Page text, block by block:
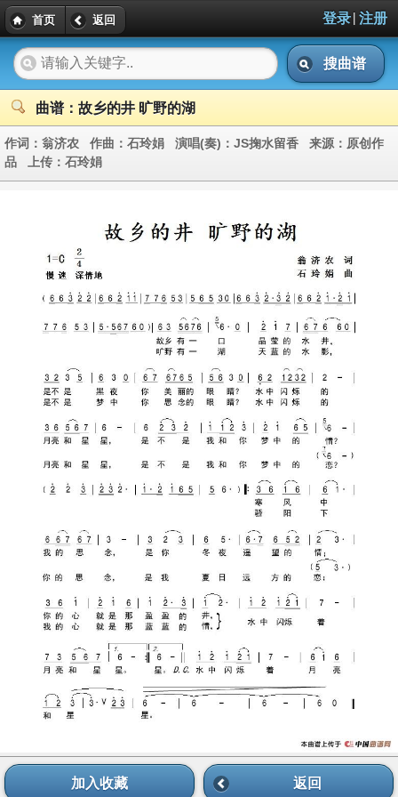
首页 返回 登录| 注册
搜曲谱
曲谱：故乡的井 旷野的湖
作词： 翁济农 作曲： 石玲娟 演唱(奏)： JS掬水留香 来源： 原创作
品 上传： 石玲娟
加入收藏 返回